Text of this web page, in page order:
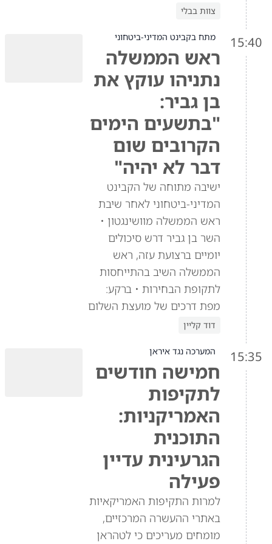
צוות בבלי
15:40 מתח בקבינט המדיני-ביטחוני
ראש הממשלה
נתניהו עוקץ את
בן גביר:
"בתשעים הימים
הקרובים שום
דבר לא יהיה"
ישיבה מתוחה של הקבינט
המדיני-ביטחוני לאחר שיבת
ראש הממשלה מוושינגטון •
השר בן גביר דרש סיכולים
יומיים ברצועת עזה, ראש
הממשלה השיב בהתייחסות
לתקופת הבחירות • ברקע:
מפת דרכים של מועצת השלום
דוד קליין
15:35 המערכה נגד איראן
חמישה חודשים
לתקיפות
האמריקניות:
התוכנית
הגרעינית עדיין
פעילה
למרות התקיפות האמריקאיות
באתרי ההעשרה המרכזיים,
מומחים מעריכים כי לטהראן